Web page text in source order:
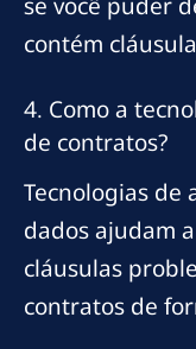
contém
4. Como a
de contratos?
Tecnologias de
dados ajudam
cláusulas
contratos de